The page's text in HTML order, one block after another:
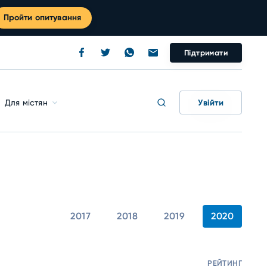
Пройти опитування
Підтримати
Для містян Увійти
2017 2018 2019 2020
РЕЙТИНГ